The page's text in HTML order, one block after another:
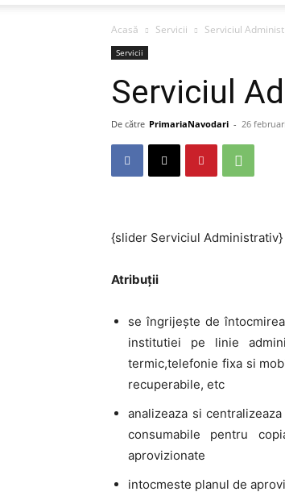
Acasă Servicii Serviciul
Servicii
Serviciul
De către PrimariaNavodari - 26
{slider Serviciul Administrativ}
Atribuții
se îngrijeşte de
institutiei pe linie
termic,telefonie fixa si
recuperabile, etc
analizeaza si
consumabile pentru
aprovizionate
intocmeste planul de